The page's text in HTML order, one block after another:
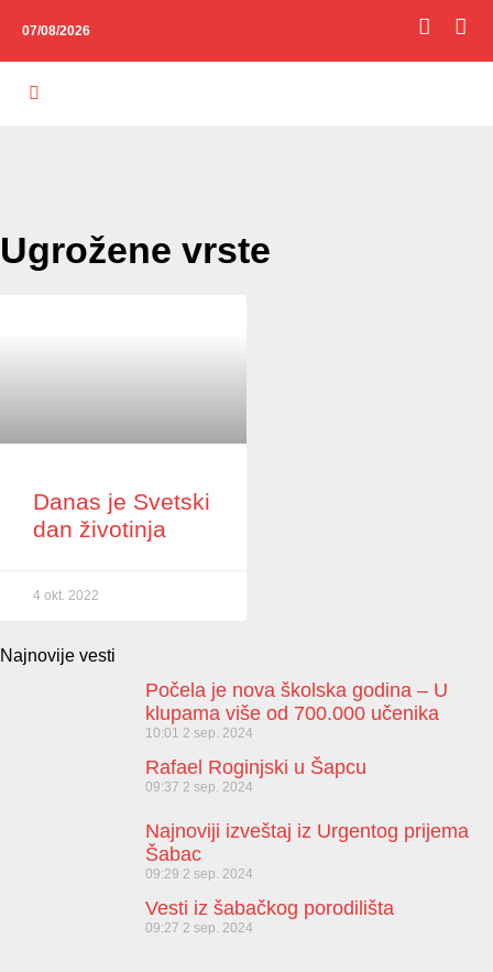
07/08/2026
Ugrožene vrste
Danas je Svetski
dan životinja
4 okt. 2022
Najnovije vesti
Počela je nova školska godina – U
klupama više od 700.000 učenika
10:01 2 sep. 2024
Rafael Roginjski u Šapcu
09:37 2 sep. 2024
Najnoviji izveštaj iz Urgentog prijema
Šabac
09:29 2 sep. 2024
Vesti iz šabačkog porodilišta
09:27 2 sep. 2024